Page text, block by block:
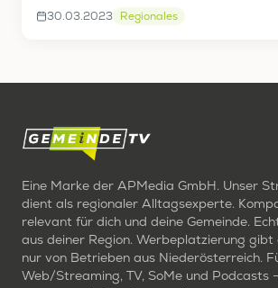
30.03.2023 Regionales
Eine Marke der APMedia GmbH. Unser
dient als regionaler Alltagsexperte.
relevant für dich und deine Gemeinde.
aus deiner Region. Werbeplatzierung gibt
nur von Betrieben aus Niederösterreich.
Web/Streaming, TV, SoMe und Podcasts